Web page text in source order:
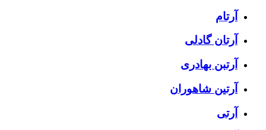
آرتام
آرتان گادلی
آرتبن بهادری
آرتين شاهوران
آرتی